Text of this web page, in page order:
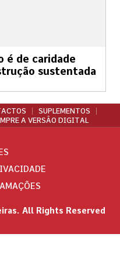
é de caridade
sustentada
SUPLEMENTOS
A VERSÃO DIGITAL
All Rights Reserved